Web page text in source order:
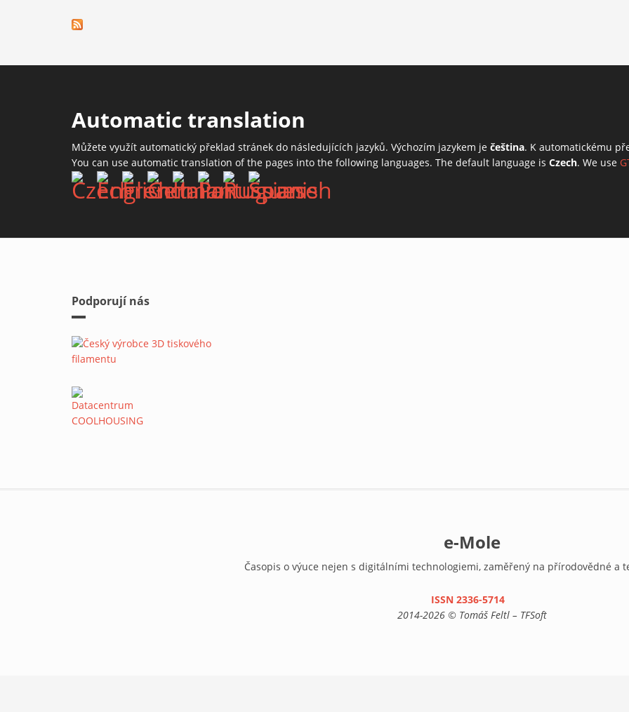
Automatic translation
Můžete využít automatický překlad stránek do následujících jazyků. Výchozím jazykem je čeština. K automatickému
You can use automatic translation of the pages into the following languages. The default language is Czech. We use
Podporují nás
e-Mole
Časopis o výuce nejen s digitálními technologiemi, zaměřený na přírodovědné a
ISSN 2336-5714(link is external)
2014-2026 © Tomáš Feltl – TFSoft